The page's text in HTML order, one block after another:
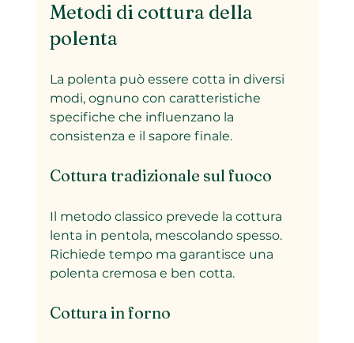
Metodi di cottura della
polenta
La polenta può essere cotta in diversi
modi, ognuno con caratteristiche
specifiche che influenzano la
consistenza e il sapore finale.
Cottura tradizionale sul fuoco
Il metodo classico prevede la cottura
lenta in pentola, mescolando spesso.
Richiede tempo ma garantisce una
polenta cremosa e ben cotta.
Cottura in forno